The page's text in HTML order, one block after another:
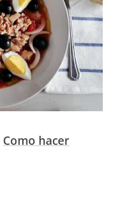
Como hacer